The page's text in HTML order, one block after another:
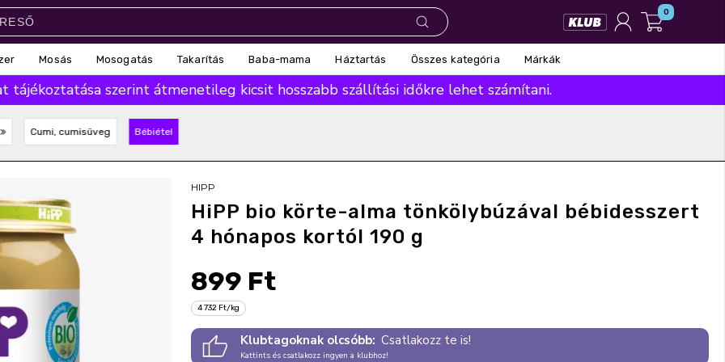
0
Mosás Mosogatás Takarítás Baba-mama Háztartás Összes kategória Márkák
tájékoztatása szerint átmenetileg kicsit hosszabb szállítási időkre lehet számítani.
Cumi, cumisüveg Bébiétel
HIPP
HiPP bio körte-alma tönkölybúzával bébidesszert
4 hónapos kortól 190 g
899 Ft
4 732 Ft/kg
Klubtagoknak olcsóbb: Csatlakozz te is!
Kattints és csatlakozz ingyen a klubhoz!